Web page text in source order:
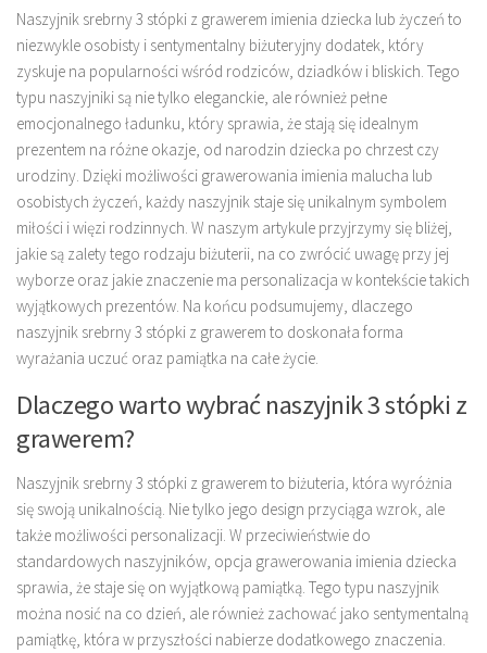
Naszyjnik srebrny 3 stópki z grawerem imienia dziecka lub życzeń to
niezwykle osobisty i sentymentalny biżuteryjny dodatek, który
zyskuje na popularności wśród rodziców, dziadków i bliskich. Tego
typu naszyjniki są nie tylko eleganckie, ale również pełne
emocjonalnego ładunku, który sprawia, że stają się idealnym
prezentem na różne okazje, od narodzin dziecka po chrzest czy
urodziny. Dzięki możliwości grawerowania imienia malucha lub
osobistych życzeń, każdy naszyjnik staje się unikalnym symbolem
miłości i więzi rodzinnych. W naszym artykule przyjrzymy się bliżej,
jakie są zalety tego rodzaju biżuterii, na co zwrócić uwagę przy jej
wyborze oraz jakie znaczenie ma personalizacja w kontekście takich
wyjątkowych prezentów. Na końcu podsumujemy, dlaczego
naszyjnik srebrny 3 stópki z grawerem to doskonała forma
wyrażania uczuć oraz pamiątka na całe życie.
Dlaczego warto wybrać naszyjnik 3 stópki z
grawerem?
Naszyjnik srebrny 3 stópki z grawerem to biżuteria, która wyróżnia
się swoją unikalnością. Nie tylko jego design przyciąga wzrok, ale
także możliwości personalizacji. W przeciwieństwie do
standardowych naszyjników, opcja grawerowania imienia dziecka
sprawia, że staje się on wyjątkową pamiątką. Tego typu naszyjnik
można nosić na co dzień, ale również zachować jako sentymentalną
pamiątkę, która w przyszłości nabierze dodatkowego znaczenia.